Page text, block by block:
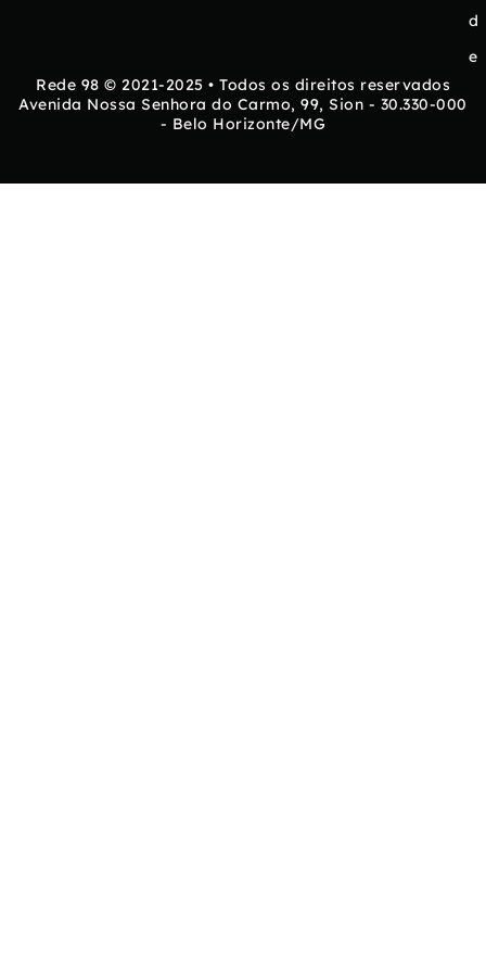
d
e
Rede 98 © 2021-2025 • Todos os direitos reservados
Avenida Nossa Senhora do Carmo, 99, Sion - 30.330-000
- Belo Horizonte/MG